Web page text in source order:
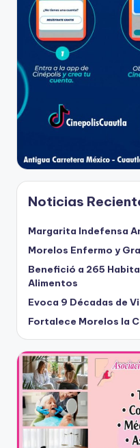
Noticias
Margarita Indefensa
Morelos Enfermo y
Benefició a 265
Alimentos
Evoca 9 Décadas de
Fortalece Morelos la